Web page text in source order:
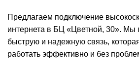
Предлагаем подключение
интернета в БЦ «Цветной, 30». Мы
быструю и надежную связь,
работать эффективно и без